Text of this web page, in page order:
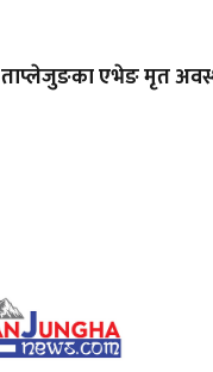
ताप्लेजुङका एभेङ मृत